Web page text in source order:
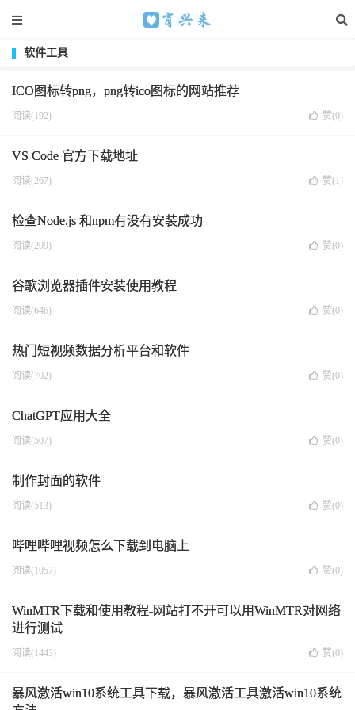
软件工具
ICO图标转png，png转ico图标的网站推荐
阅读(192) 赞(0)
VS Code 官方下载地址
阅读(267) 赞(1)
检查Node.js 和npm有没有安装成功
阅读(209) 赞(0)
谷歌浏览器插件安装使用教程
阅读(646) 赞(0)
热门短视频数据分析平台和软件
阅读(702) 赞(0)
ChatGPT应用大全
阅读(507) 赞(0)
制作封面的软件
阅读(513) 赞(0)
哔哩哔哩视频怎么下载到电脑上
阅读(1057) 赞(0)
WinMTR下载和使用教程-网站打不开可以用WinMTR对网络
进行测试
阅读(1443) 赞(0)
暴风激活win10系统工具下载，暴风激活工具激活win10系统